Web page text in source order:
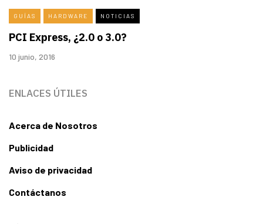
GUÍAS HARDWARE NOTICIAS
PCI Express, ¿2.0 o 3.0?
10 junio, 2016
ENLACES ÚTILES
Acerca de Nosotros
Publicidad
Aviso de privacidad
Contáctanos